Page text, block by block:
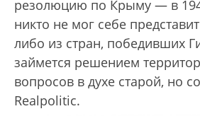
резолюцию по Крыму — в
никто не мог себе
либо из стран, победивших
займется решением
вопросов в духе старой, но
Realpolitic.